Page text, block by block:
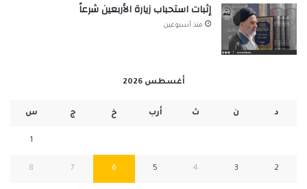
إثبات استحباب زيارة الأربعين شرعاً
منذ أسبوعين
أغسطس 2026
د ن ث أرب خ ج س
1
2
3
4
5
6
7
8